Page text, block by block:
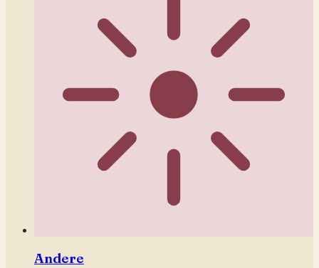
Andere